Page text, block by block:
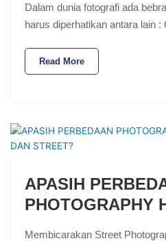
Dalam dunia fotografi ada
harus diperhatikan antara lain
Read More
APASIH
PHOTOGRAPHY
Membicarakan Street